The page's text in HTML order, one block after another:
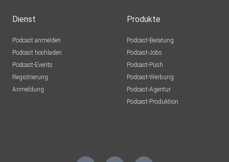
Dienst
Podcast anmelden
Podcast hochladen
Podcast-Events
Registrierung
Anmeldung
Produkte
Podcast-Beratung
Podcast-Jobs
Podcast-Push
Podcast-Werbung
Podcast-Agentur
Podcast-Produktion